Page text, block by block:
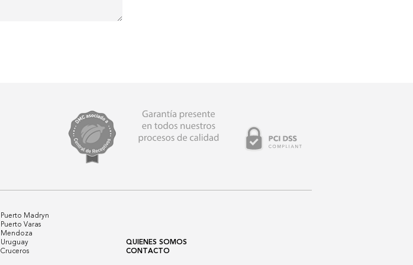
Puerto Madryn
Puerto Varas
Mendoza
Uruguay
Cruceros
QUIENES SOMOS
CONTACTO